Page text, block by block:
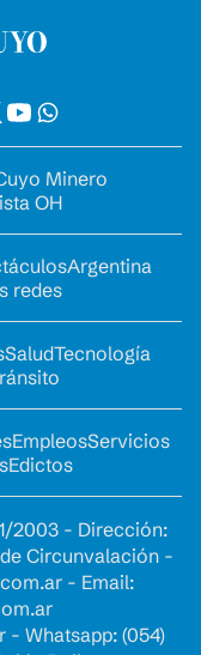
Minero
OH
Argentina
redes
SaludTecnología
EmpleosServicios
Edictos
2003 - Dirección:
Circunvalación -
- Email:
- Whatsapp: (054)